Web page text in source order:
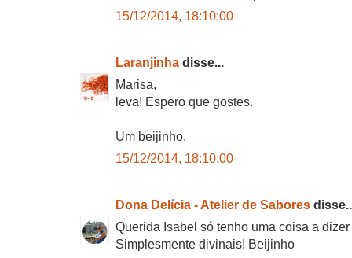
15/12/2014, 18:10:00
Laranjinha disse...
Marisa,
leva! Espero que gostes.
Um beijinho.
15/12/2014, 18:10:00
Dona Delícia - Atelier de Sabores
Querida Isabel só tenho uma coisa a
Simplesmente divinais! Beijinho